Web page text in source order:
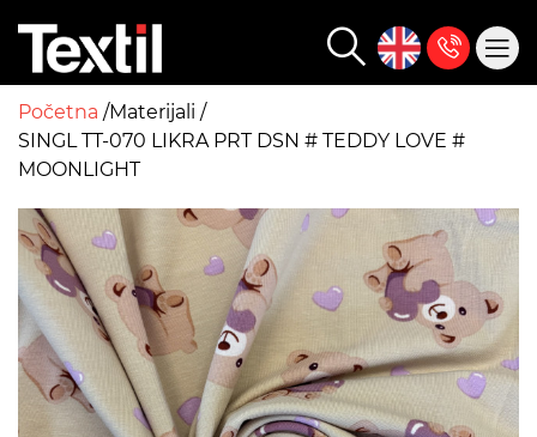
Početna Materijali
SINGL TT-070 LIKRA PRT DSN # TEDDY LOVE #
MOONLIGHT